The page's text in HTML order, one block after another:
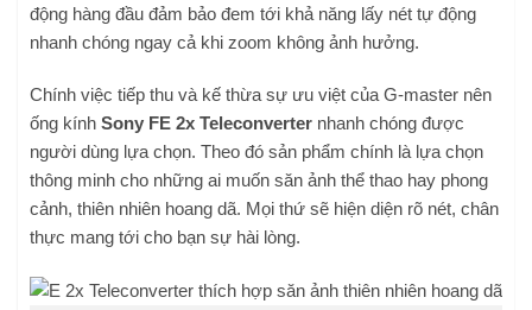
động hàng đầu đảm bảo đem tới khả năng lấy nét tự động
nhanh chóng ngay cả khi zoom không ảnh hưởng.
Chính việc tiếp thu và kế thừa sự ưu việt của G-master nên
ống kính Sony FE 2x Teleconverter nhanh chóng được
người dùng lựa chọn. Theo đó sản phẩm chính là lựa chọn
thông minh cho những ai muốn săn ảnh thể thao hay phong
cảnh, thiên nhiên hoang dã. Mọi thứ sẽ hiện diện rõ nét, chân
thực mang tới cho bạn sự hài lòng.